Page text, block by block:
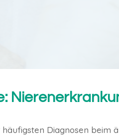
häufigsten Diagnosen beim